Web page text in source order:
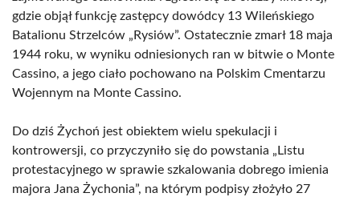
gdzie objął funkcję zastępcy dowódcy 13 Wileńskiego
Batalionu Strzelców „Rysiów”. Ostatecznie zmarł 18 maja
1944 roku, w wyniku odniesionych ran w bitwie o Monte
Cassino, a jego ciało pochowano na Polskim Cmentarzu
Wojennym na Monte Cassino.
Do dziś Żychoń jest obiektem wielu spekulacji i
kontrowersji, co przyczyniło się do powstania „Listu
protestacyjnego w sprawie szkalowania dobrego imienia
majora Jana Żychonia”, na którym podpisy złożyło 27